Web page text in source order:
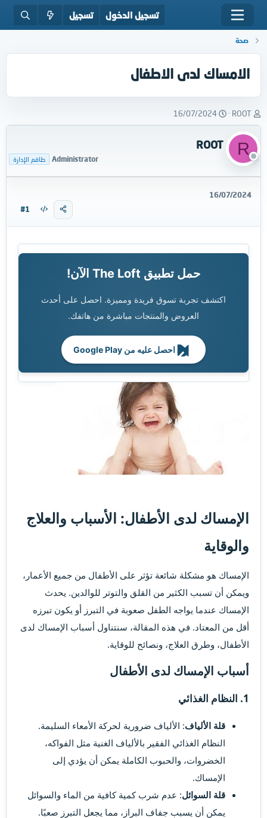
تسجيل الدخول تسجيل
صحة
الامساك لدى الاطفال
ب
ا
د
ئ
ا
ل
م
ض
ROOT
ت
ا
ي
ل
د
16/07/2024
R
ROOT
Administrator طاقم الإدارة
16/07/2024
#1
حمل تطبيق The Loft الآن!
اكتشف تجربة تسوق فريدة ومميزة. احصل على أحدث
العروض والمنتجات مباشرة من هاتفك.
احصل عليه من Google Play
الإمساك لدى الأطفال: الأسباب والعلاج
والوقاية​
الإمساك هو مشكلة شائعة تؤثر على الأطفال من جميع الأعمار،
ويمكن أن تسبب الكثير من القلق والتوتر للوالدين. يحدث
الإمساك عندما يواجه الطفل صعوبة في التبرز أو يكون تبرزه
أقل من المعتاد. في هذه المقالة، سنتناول أسباب الإمساك لدى
الأطفال، وطرق العلاج، ونصائح للوقاية.
أسباب الإمساك لدى الأطفال​
1. النظام الغذائي​
قلة الألياف: الألياف ضرورية لحركة الأمعاء السليمة.
النظام الغذائي الفقير بالألياف الغنية مثل الفواكه،
الخضروات، والحبوب الكاملة يمكن أن يؤدي إلى
الإمساك.
قلة السوائل: عدم شرب كمية كافية من الماء والسوائل
يمكن أن يسبب جفاف البراز، مما يجعل التبرز صعبًا.